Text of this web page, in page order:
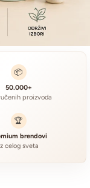
📦
50.000+
proizvoda
🏆
brendovi
celog sveta